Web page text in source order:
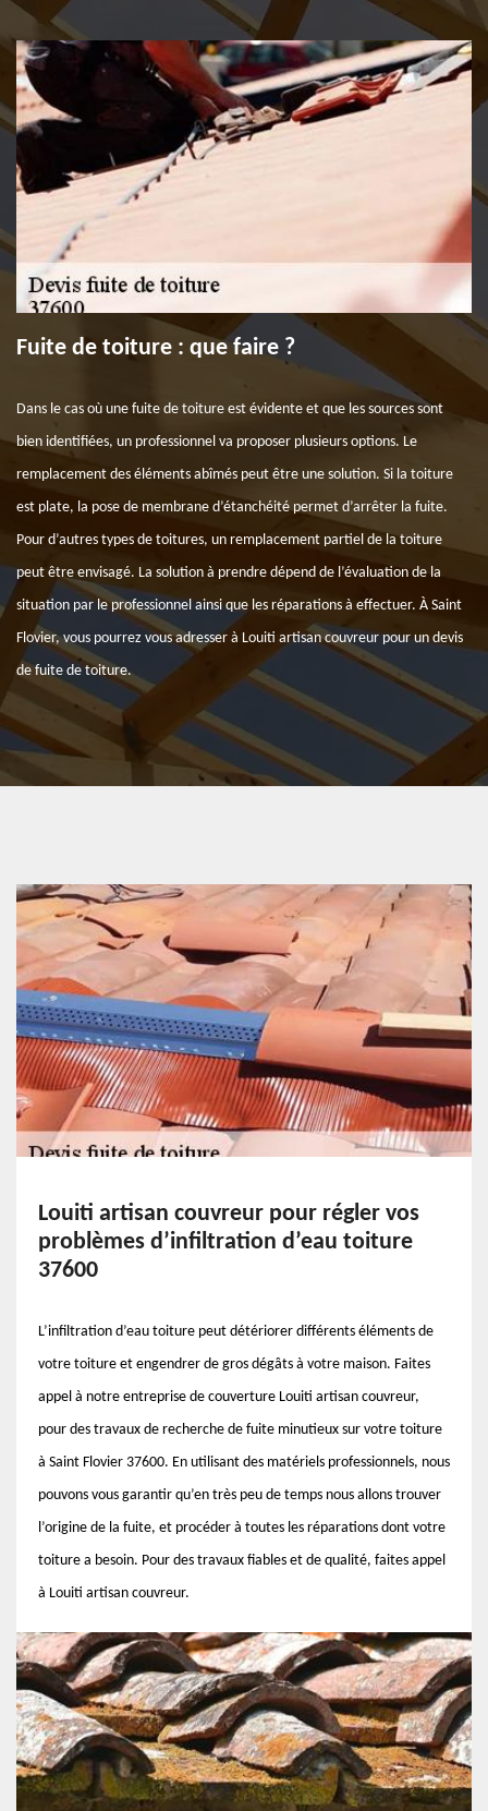
Fuite de toiture : que faire ?
Dans le cas où une fuite de toiture est évidente et que les sources sont
bien identifiées, un professionnel va proposer plusieurs options. Le
remplacement des éléments abîmés peut être une solution. Si la toiture
est plate, la pose de membrane d’étanchéité permet d’arrêter la fuite.
Pour d’autres types de toitures, un remplacement partiel de la toiture
peut être envisagé. La solution à prendre dépend de l’évaluation de la
situation par le professionnel ainsi que les réparations à effectuer. À Saint
Flovier, vous pourrez vous adresser à Louiti artisan couvreur pour un devis
de fuite de toiture.
Louiti artisan couvreur pour régler vos
problèmes d’infiltration d’eau toiture
37600
L’infiltration d’eau toiture peut détériorer différents éléments de
votre toiture et engendrer de gros dégâts à votre maison. Faites
appel à notre entreprise de couverture Louiti artisan couvreur,
pour des travaux de recherche de fuite minutieux sur votre toiture
à Saint Flovier 37600. En utilisant des matériels professionnels, nous
pouvons vous garantir qu’en très peu de temps nous allons trouver
l’origine de la fuite, et procéder à toutes les réparations dont votre
toiture a besoin. Pour des travaux fiables et de qualité, faites appel
à Louiti artisan couvreur.